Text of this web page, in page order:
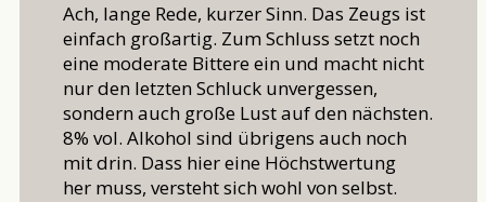
Ach, lange Rede, kurzer Sinn. Das Zeugs ist
einfach großartig. Zum Schluss setzt noch
eine moderate Bittere ein und macht nicht
nur den letzten Schluck unvergessen,
sondern auch große Lust auf den nächsten.
8% vol. Alkohol sind übrigens auch noch
mit drin. Dass hier eine Höchstwertung
her muss, versteht sich wohl von selbst.